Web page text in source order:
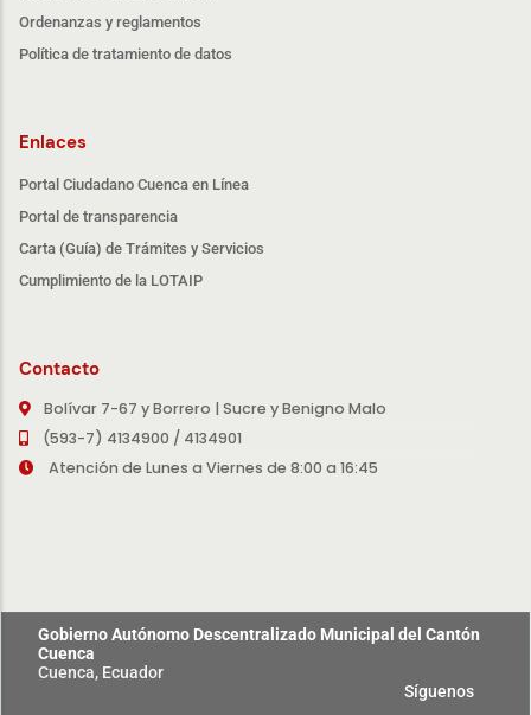
Ordenanzas y reglamentos
Política de tratamiento de datos
Enlaces
Portal Ciudadano Cuenca en Línea
Portal de transparencia
Carta (Guía) de Trámites y Servicios
Cumplimiento de la LOTAIP
Contacto
Bolívar 7-67 y Borrero | Sucre y Benigno Malo
(593-7) 4134900 / 4134901
Atención de Lunes a Viernes de 8:00 a 16:45
Gobierno Autónomo Descentralizado Municipal del Cantón
Cuenca
Cuenca, Ecuador
Síguenos